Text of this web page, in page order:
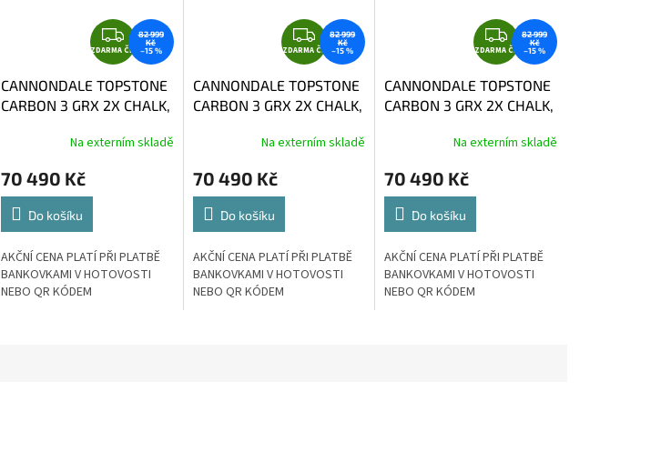
Z
D
A
R
A
ZDARMA ČR
82 999
Kč
–15 %
CANNONDALE TOPSTONE
CARBON 3 GRX 2X CHALK,
Na externím skladě
70 490 Kč
Do košíku
AKČNÍ CENA PLATÍ PŘI PLATBĚ
BANKOVKAMI V HOTOVOSTI
NEBO QR KÓDEM
Z
D
A
R
A
ZDARMA ČR
82 999
Kč
–15 %
CANNONDALE TOPSTONE
CARBON 3 GRX 2X CHALK,
Na externím skladě
70 490 Kč
Do košíku
AKČNÍ CENA PLATÍ PŘI PLATBĚ
BANKOVKAMI V HOTOVOSTI
NEBO QR KÓDEM
Z
D
A
R
A
ZDARMA ČR
82 999
Kč
–15 %
CANNONDALE TOPSTONE
CARBON 3 GRX 2X CHALK,
Na externím skladě
70 490 Kč
Do košíku
AKČNÍ CENA PLATÍ PŘI PLATBĚ
BANKOVKAMI V HOTOVOSTI
NEBO QR KÓDEM